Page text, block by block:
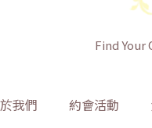
Find Your
我們 約會活動